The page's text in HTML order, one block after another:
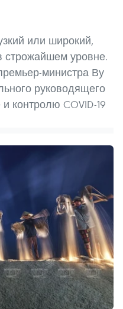
или широкий,
строжайшем уровне.
министра Ву
руководящего
контролю COVID-19